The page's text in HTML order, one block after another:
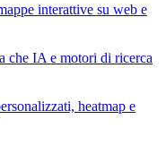
interattive su web e
che IA e motori di ricerca
heatmap e